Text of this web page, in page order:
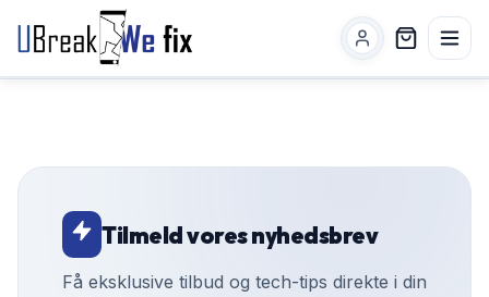
Tilmeld vores nyhedsbrev
Få eksklusive tilbud og tech-tips direkte i din